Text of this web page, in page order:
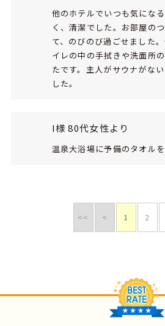
他のホテルでいつも気にな
く、清潔でした。お部屋の
て、のびのび過ごせました
イレの中の手拭きや洗面所
たです。主人がサウナがな
した。
I様 80代女性より
温泉大浴場に予備のタオルを
<< < 1 2